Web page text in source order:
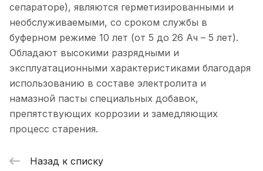
сепараторе), являются герметизированными и
необслуживаемыми, со сроком службы в
буферном режиме 10 лет (от 5 до 26 Ач – 5 лет).
Обладают высокими разрядными и
эксплуатационными характеристиками благодаря
использованию в составе электролита и
намазной пасты специальных добавок,
препятствующих коррозии и замедляющих
процесс старения.
Назад к списку